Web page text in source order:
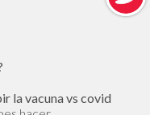
la vacuna vs covid